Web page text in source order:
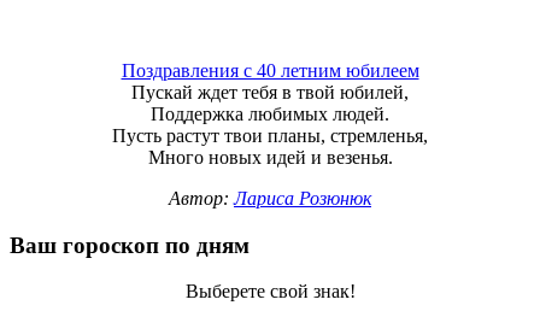
Поздравления с 40 летним юбилеем
Пускай ждет тебя в твой юбилей,
Поддержка любимых людей.
Пусть растут твои планы, стремленья,
Много новых идей и везенья.
Автор:Лариса Розюнюк
Ваш гороскоп по дням
Выберете свой знак!